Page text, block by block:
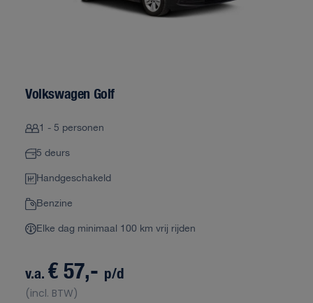
Volkswagen Golf
1 - 5 personen
5 deurs
Handgeschakeld
Benzine
Elke dag minimaal 100 km vrij rijden
v.a.€ 57,- p/d
(incl. BTW)